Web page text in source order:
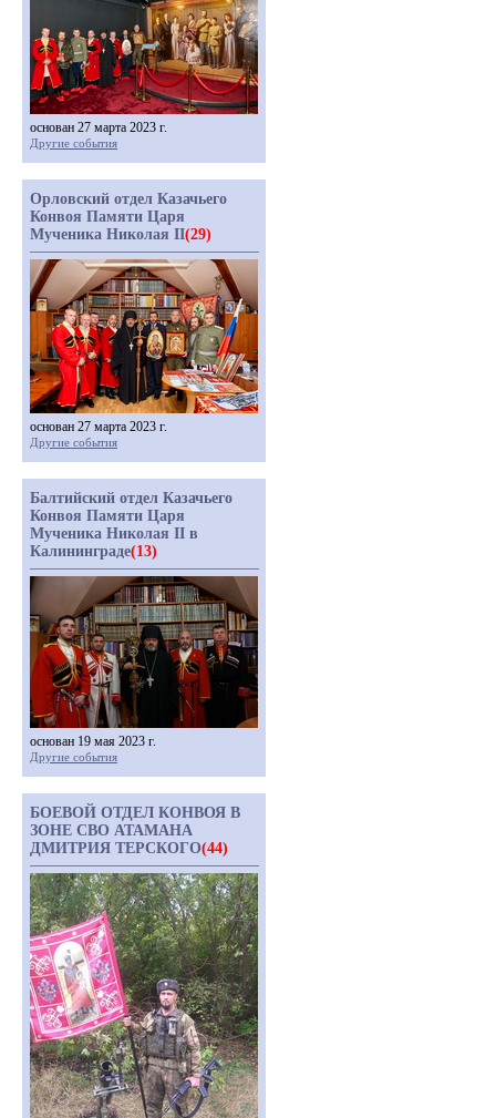
основан 27 марта 2023 г.
Другие события
Орловский отдел Казачьего
Конвоя Памяти Царя
Мученика Николая II(29)
основан 27 марта 2023 г.
Другие события
Балтийский отдел Казачьего
Конвоя Памяти Царя
Мученика Николая II в
Калининграде(13)
основан 19 мая 2023 г.
Другие события
БОЕВОЙ ОТДЕЛ КОНВОЯ В
ЗОНЕ СВО АТАМАНА
ДМИТРИЯ ТЕРСКОГО(44)